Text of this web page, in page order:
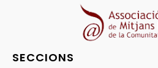
SECCIONS